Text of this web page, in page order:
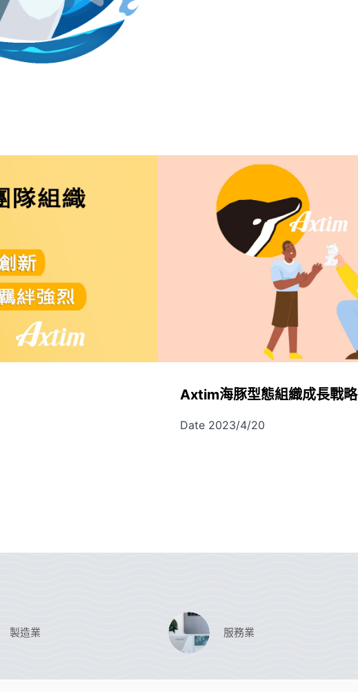
Axtim海豚型態組織成長戰略
Date 2023/4/20
製造業 服務業